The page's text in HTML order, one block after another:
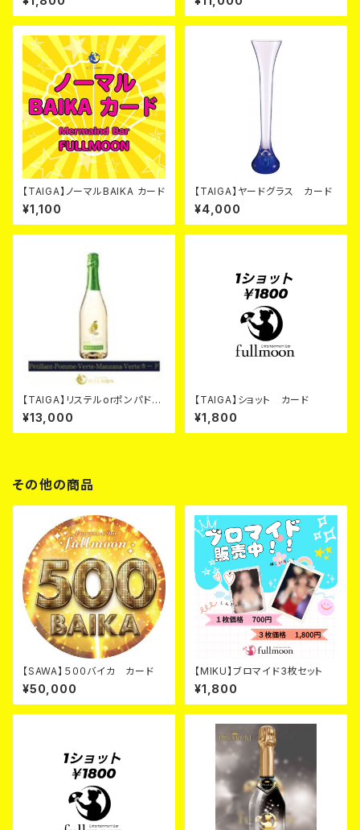
【TAIGA】ノーマルBAIKA カード
¥1,100
【TAIGA】ヤードグラス カード
¥4,000
【TAIGA】リステルorポンパドー
ルシャンパンカード
¥13,000
【TAIGA】ショット カード
¥1,800
その他の商品
【SAWA】５００バイカ カード
¥50,000
【MIKU】ブロマイド3枚セット
¥1,800